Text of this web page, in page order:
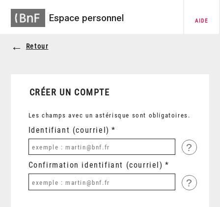
Espace personnel AIDE
Retour
CRÉER UN COMPTE
Les champs avec un astérisque sont obligatoires.
Identifiant (courriel)
?
Confirmation identifiant (courriel)
?